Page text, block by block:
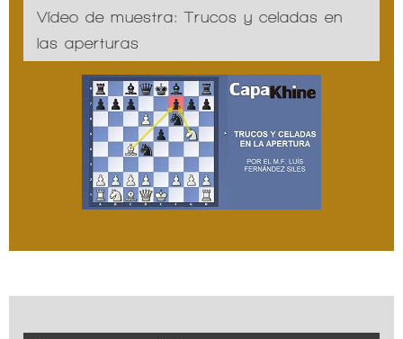
Vídeo de muestra: Trucos y celadas en
las aperturas